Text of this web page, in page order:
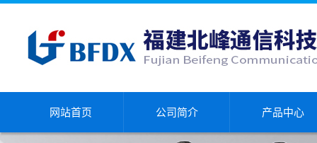
网站首页 公司简介 产品中心